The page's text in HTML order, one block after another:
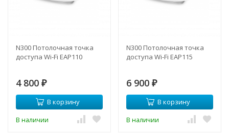
N300 Потолочная точка
доступа Wi-Fi EAP110
4 800 ₽
В корзину
В наличии
N300 Потолочная точка
доступа Wi-Fi EAP115
6 900 ₽
В корзину
В наличии